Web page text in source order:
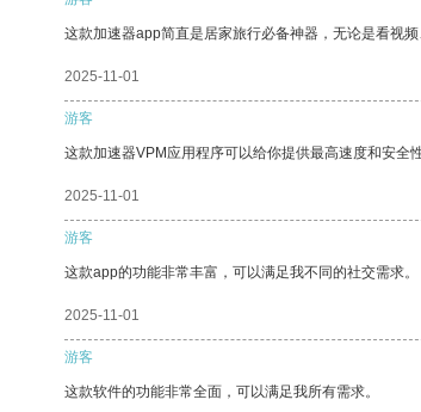
这款加速器app简直是居家旅行必备神器，无论是看视
2025-11-01
游客
这款加速器VPM应用程序可以给你提供最高速度和安全
2025-11-01
游客
这款app的功能非常丰富，可以满足我不同的社交需求。
2025-11-01
游客
这款软件的功能非常全面，可以满足我所有需求。